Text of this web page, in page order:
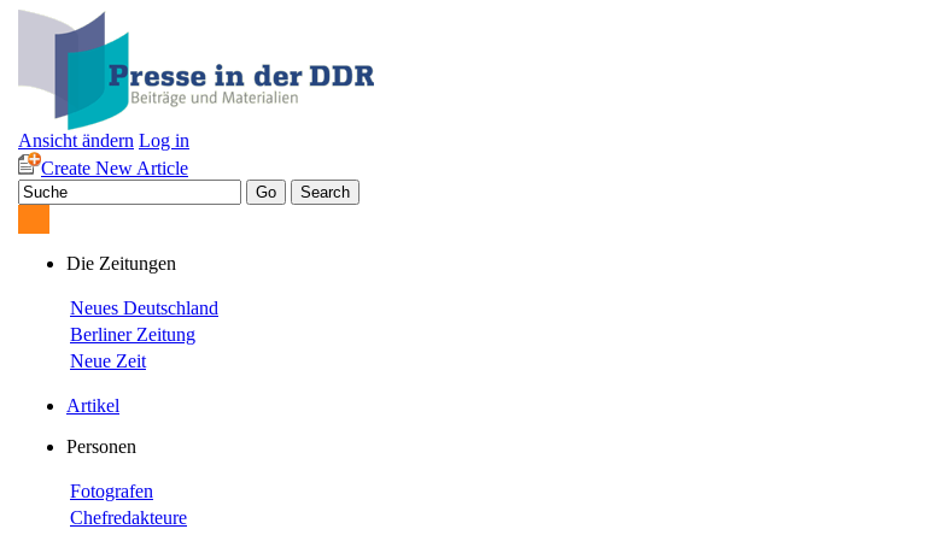
Ansicht ändern Log in
Create New Article
Die Zeitungen
Neues Deutschland
Berliner Zeitung
Neue Zeit
Artikel
Personen
Fotografen
Chefredakteure